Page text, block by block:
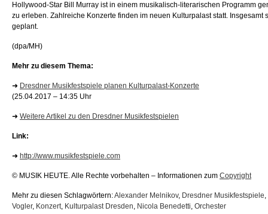
Hollywood-Star Bill Murray ist in einem musikalisch-literarischen Programm
zu erleben. Zahlreiche Konzerte finden im neuen Kulturpalast statt. Insgesamt
geplant.
(dpa/MH)
Mehr zu diesem Thema:
➜ Dresdner Musikfestspiele planen Kulturpalast-Konzerte
(25.04.2017 – 14:35 Uhr
➜ Weitere Artikel zu den Dresdner Musikfestspielen
Link:
➜ http://www.musikfestspiele.com
© MUSIK HEUTE. Alle Rechte vorbehalten – Informationen zum Copyright
Mehr zu diesen Schlagwörtern:Alexander Melnikov, Dresdner Musikfestspiele,
Vogler, Konzert, Kulturpalast Dresden, Nicola Benedetti, Orchester